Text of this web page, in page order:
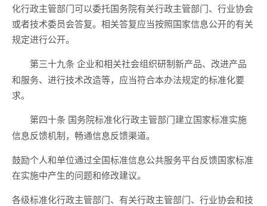
化行政主管部门可以委托国务院有关行政主管部门、行业协会
或者技术委员会答复。相关答复应当按照国家信息公开的有关
规定进行公开。
第三十九条 企业和相关社会组织研制新产品、改进产品
和服务、进行技术改造等，应当符合本办法规定的标准化要
求。
第四十条 国务院标准化行政主管部门建立国家标准实施
信息反馈机制，畅通信息反馈渠道。
鼓励个人和单位通过全国标准信息公共服务平台反馈国家标准
在实施中产生的问题和修改建议。
各级标准化行政主管部门、有关行政主管部门、行业协会和技